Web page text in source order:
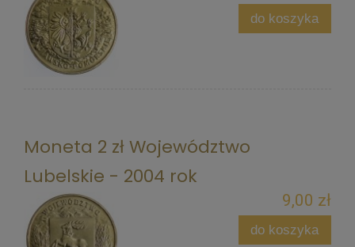
do koszyka
Moneta 2 zł Województwo
Lubelskie - 2004 rok
9,00 zł
do koszyka